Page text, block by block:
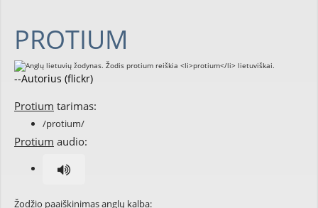
PROTIUM
--Autorius (flickr)
Protium tarimas:
/protium/
Protium audio:
Žodžio paaiškinimas anglų kalba: